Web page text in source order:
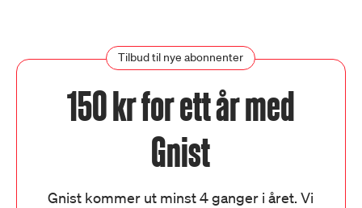
Tilbud til nye abonnenter
150 kr for ett år med
Gnist
Gnist kommer ut minst 4 ganger i året. Vi